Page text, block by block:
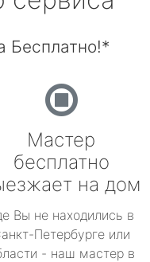
Бесплатно!*
Мастер
бесплатно
на дом
Вы не находились в
Петербурге или
- наш мастер в